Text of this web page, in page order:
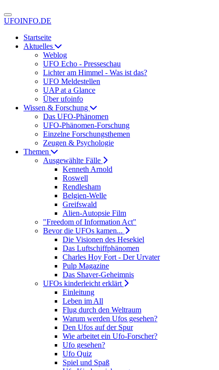
UFOINFO.DE
Startseite
Aktuelles
Weblog
UFO Echo - Presseschau
Lichter am Himmel - Was ist das?
UFO Meldestellen
UAP at a Glance
Über ufoinfo
Wissen & Forschung
Das UFO-Phänomen
UFO-Phänomen-Forschung
Einzelne Forschungsthemen
Zeugen & Psychologie
Themen
Ausgewählte Fälle
Kenneth Arnold
Roswell
Rendlesham
Belgien-Welle
Greifswald
Alien-Autopsie Film
"Freedom of Information Act"
Bevor die UFOs kamen...
Die Visionen des Hesekiel
Das Luftschiffphänomen
Charles Hoy Fort - Der Urvater
Pulp Magazine
Das Shaver-Geheimnis
UFOs kinderleicht erklärt
Einleitung
Leben im All
Flug durch den Weltraum
Warum werden Ufos gesehen?
Den Ufos auf der Spur
Wie arbeitet ein Ufo-Forscher?
Ufo gesehen?
Ufo Quiz
Spiel und Spaß